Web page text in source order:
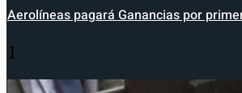
Aerolíneas pagará Ganancias por
1